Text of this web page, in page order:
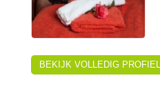
BEKIJK VOLLEDIG PROFIEL